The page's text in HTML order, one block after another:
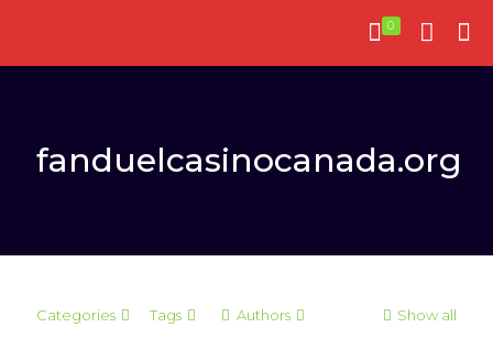
0
fanduelcasinocanada.org
Categories Tags Authors Show all